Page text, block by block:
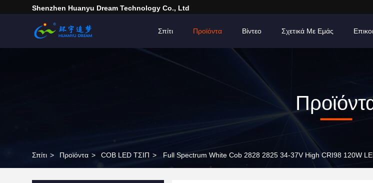
Shenzhen Huanyu Dream Technology Co., Ltd
Σπίτι Προϊόντα Βίντεο Σχετικά Με Εμάς
Σπίτι > Προϊόντα > COB LED ΤΣΙΠ > Full Spectrum White Cob 2828 2825 34-37V High CRI98 120W